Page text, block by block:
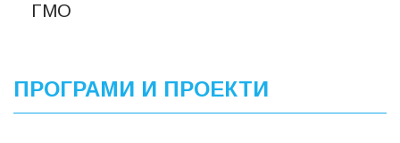
ГМО
ПРОГРАМИ И ПРОЕКТИ